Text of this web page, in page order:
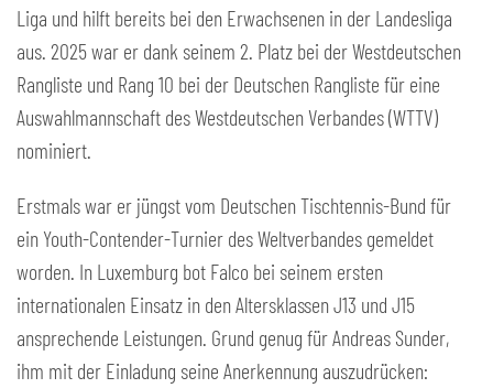
Liga und hilft bereits bei den Erwachsenen in der Landesliga
aus. 2025 war er dank seinem 2. Platz bei der Westdeutschen
Rangliste und Rang 10 bei der Deutschen Rangliste für eine
Auswahlmannschaft des Westdeutschen Verbandes (WTTV)
nominiert.
Erstmals war er jüngst vom Deutschen Tischtennis-Bund für
ein Youth-Contender-Turnier des Weltverbandes gemeldet
worden. In Luxemburg bot Falco bei seinem ersten
internationalen Einsatz in den Altersklassen J13 und J15
ansprechende Leistungen. Grund genug für Andreas Sunder,
ihm mit der Einladung seine Anerkennung auszudrücken: